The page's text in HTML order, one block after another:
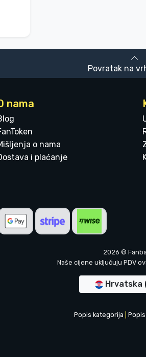
Povratak na
nama
o nama
i plaćanje
2026 ©
Naše cijene uključuju PDV
Hrvatska
Popis kategorija